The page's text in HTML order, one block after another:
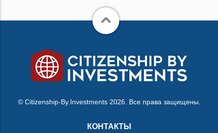
© Citizenship-By.Investments 2026. Все права защищены.
КОНТАКТЫ